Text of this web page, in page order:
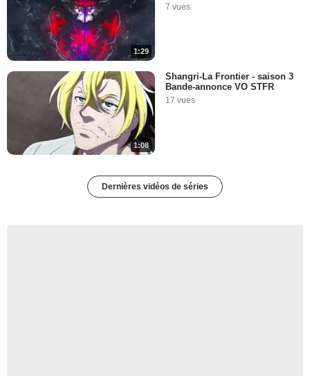
1:29
7 vues
1:08
Shangri-La Frontier - saison 3
Bande-annonce VO STFR
17 vues
Dernières vidéos de séries